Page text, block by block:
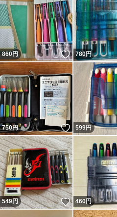
860円 いいね！
780円
750円 いいね！
599円
549円 いいね！
460円